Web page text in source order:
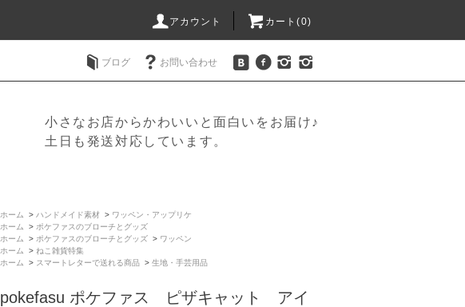
アカウント カート(0)
ブログ お問い合わせ
小さなお店からかわいいと面白いをお届け♪
土日も発送対応しています。
ホーム > ハンドメイド素材 > ワッペン・アップリケ
ホーム
> ポケファスのブローチとグッズ
ホーム
> ポケファスのブローチとグッズ > ワッペン
ホーム
> ねこ雑貨特集
ホーム
> スマートレターで送れる商品 > 生地・手芸用品
pokefasu ポケファス ピザキャット アイ